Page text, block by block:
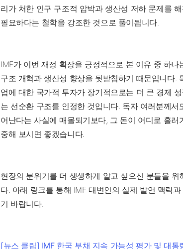
리가 처한 인구 구조적 압박과 생산성 저하 문제를
필요하다는 철학을 강조한 것으로 풀이됩니다.
IMF가 이번 재정 확장을 긍정적으로 본 이유 중 하
구조 개혁과 생산성 향상을 뒷받침하기 때문입니다.
업에 대한 국가적 투자가 장기적으로는 더 큰 경제
는 선순환 구조를 인정한 것입니다. 독자 여러분께
어난다는 사실에 매몰되기보다, 그 돈이 어디로 흘
중해 보시면 좋겠습니다.
현장의 분위기를 더 생생하게 알고 싶으신 분들을
다. 아래 링크를 통해 IMF 대변인의 실제 발언 맥락
기 바랍니다.
[뉴스 클립] IMF 한국 부채 지속 가능성 평가 및 대통